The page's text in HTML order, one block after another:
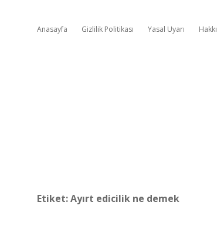
Anasayfa Gizlilik Politikası Yasal Uyarı
Etiket:Ayırt edicilik ne demek